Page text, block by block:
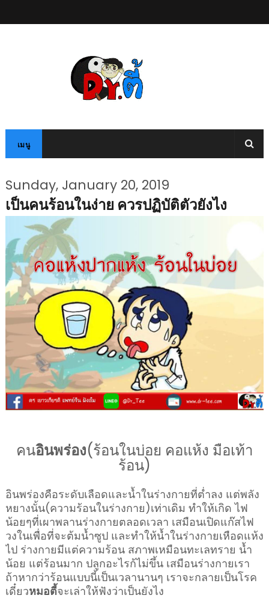
เมนู
Sunday, January 20, 2019
เป็นคนร้อนในง่าย ควรปฏิบัติตัวยังไง
คนอินพร่อง(ร้อนในบ่อย คอแห้ง มือเท้า
ร้อน)
อินพร่องคือระดับเลือดและน้ำในร่างกายที่ต่ำลง แต่พลัง
หยางนั้น(ความร้อนในร่างกาย)เท่าเดิม ทำให้เกิด ไฟ
น้อยๆที่เผาพลานร่างกายตลอดเวลา เสมือนเปิดแก๊สไฟ
วงในเพื่อที่จะต้มน้ำซูป และทำให้น้ำในร่างกายเหือดแห้ง
ไป ร่างกายมีแต่ความร้อน สภาพเหมือนทะเลทราย น้ำ
น้อย แต่ร้อนมาก ปลูกอะไรก้ไม่ขึ้น เสมือนร่างกายเรา
ถ้าหากว่าร้อนแบบนี้เป็นเวลานานๆ เราจะกลายเป็นโรค
เดี๋ยวหมอตี้จะเล่าให้ฟังว่าเป็นยังไง